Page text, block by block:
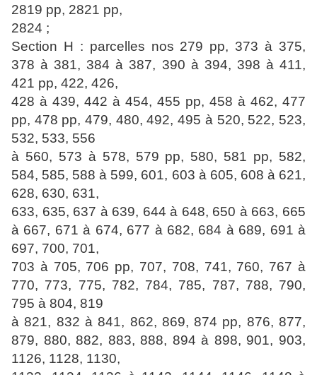
2819 pp, 2821 pp,
2824 ;
Section H : parcelles nos 279 pp, 373 à 375,
378 à 381, 384 à 387, 390 à 394, 398 à 411,
421 pp, 422, 426,
428 à 439, 442 à 454, 455 pp, 458 à 462, 477
pp, 478 pp, 479, 480, 492, 495 à 520, 522, 523,
532, 533, 556
à 560, 573 à 578, 579 pp, 580, 581 pp, 582,
584, 585, 588 à 599, 601, 603 à 605, 608 à 621,
628, 630, 631,
633, 635, 637 à 639, 644 à 648, 650 à 663, 665
à 667, 671 à 674, 677 à 682, 684 à 689, 691 à
697, 700, 701,
703 à 705, 706 pp, 707, 708, 741, 760, 767 à
770, 773, 775, 782, 784, 785, 787, 788, 790,
795 à 804, 819
à 821, 832 à 841, 862, 869, 874 pp, 876, 877,
879, 880, 882, 883, 888, 894 à 898, 901, 903,
1126, 1128, 1130,